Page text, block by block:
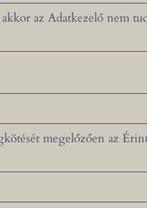
az Adatkezelő nem
megelőzően az